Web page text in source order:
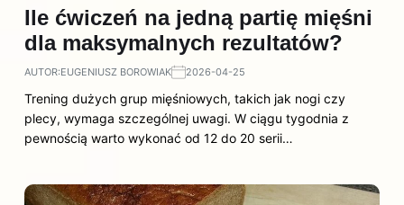
Ile ćwiczeń na jedną partię mięśni
dla maksymalnych rezultatów?
AUTOR:EUGENIUSZ BOROWIAK 2026-04-25
Trening dużych grup mięśniowych, takich jak nogi czy
plecy, wymaga szczególnej uwagi. W ciągu tygodnia z
pewnością warto wykonać od 12 do 20 serii…